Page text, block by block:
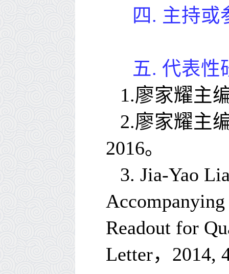
四. 主持或
五. 代表性
1.廖家耀主
2.廖家耀主
2016。
3. Jia-Yao
Readout for
Letter， 2014,